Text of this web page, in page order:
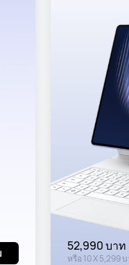
52,990 บาท
หรือ 10X5,299